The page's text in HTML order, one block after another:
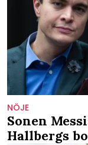
NÖJE
Sonen
Hallbergs